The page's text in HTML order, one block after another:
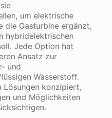
um elektrische
die Gasturbine ergänzt,
hybridelektrischen
Jede Option hat
Ansatz zur
und
Wasserstoff.
Lösungen konzipiert,
und Möglichkeiten